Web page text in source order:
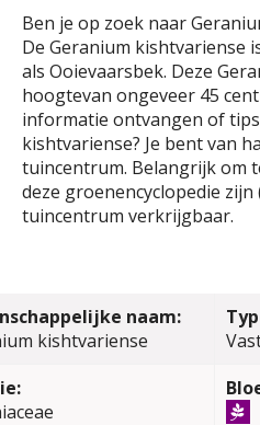
Ben je op zoek naar
De Geranium kishtvariense
als Ooievaarsbek. Deze
hoogtevan ongeveer 45
informatie ontvangen of
kishtvariense? Je bent van
tuincentrum. Belangrijk om
deze groenencyclopedie
tuincentrum verkrijgbaar.
naam:
kishtvariense